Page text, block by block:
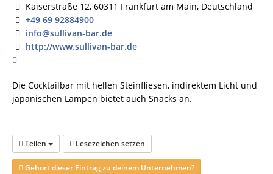
Kaiserstraße 12, 60311 Frankfurt am Main, Deutschland
+49 69 92884900
info@sullivan-bar.de
http://www.sullivan-bar.de
Die Cocktailbar mit hellen Steinfliesen, indirektem Licht und
japanischen Lampen bietet auch Snacks an.
Teilen Lesezeichen setzen
Gehört dieser Eintrag zu deinem Unternehmen?